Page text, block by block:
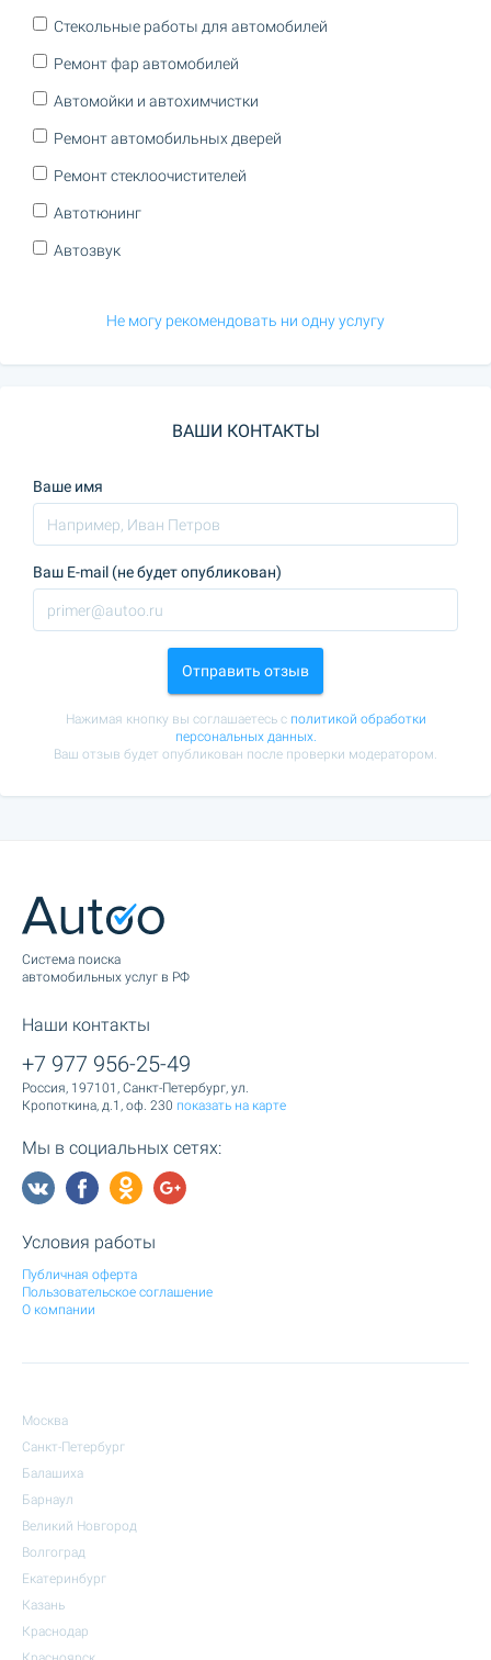
Стекольные работы для автомобилей
Ремонт фар автомобилей
Автомойки и автохимчистки
Ремонт автомобильных дверей
Ремонт стеклоочистителей
Автотюнинг
Автозвук
Не могу рекомендовать ни одну услугу
ВАШИ КОНТАКТЫ
Ваше имя
Ваш E-mail (не будет опубликован)
Отправить отзыв
Нажимая кнопку вы соглашаетесь с политикой обработки
персональных данных.
Ваш отзыв будет опубликован после проверки модератором.
Cистема поиска
автомобильных услуг в РФ
Наши контакты
+7 977 956-25-49
Россия, 197101, Санкт-Петербург, ул.
Кропоткина, д.1, оф. 230 показать на карте
Мы в социальных сетях:
Условия работы
Публичная оферта
Пользовательское соглашение
О компании
Москва
Санкт-Петербург
Балашиха
Барнаул
Великий Новгород
Волгоград
Екатеринбург
Казань
Краснодар